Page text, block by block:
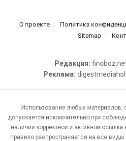
О проекте Политика
Sitemap
Редакция:
Реклама:
Использование любых материалов,
допускается исключительно при
наличии корректной и активной
правило распространяется на все